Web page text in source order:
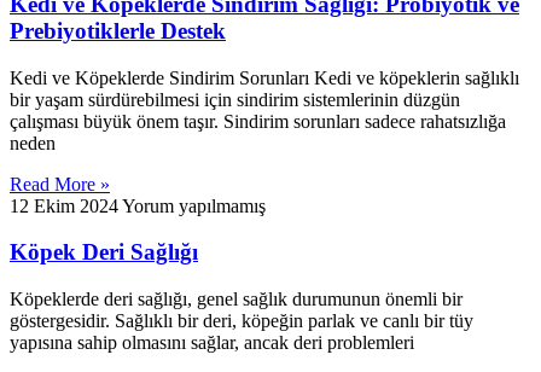
Prebiyotiklerle Destek
Kedi ve Köpeklerde Sindirim Sorunları Kedi ve köpeklerin sağlıklı
bir yaşam sürdürebilmesi için sindirim sistemlerinin düzgün
çalışması büyük önem taşır. Sindirim sorunları sadece rahatsızlığa
neden
Read More »
12 Ekim 2024Yorum yapılmamış
Köpek Deri Sağlığı
Köpeklerde deri sağlığı, genel sağlık durumunun önemli bir
göstergesidir. Sağlıklı bir deri, köpeğin parlak ve canlı bir tüy
yapısına sahip olmasını sağlar, ancak deri problemleri